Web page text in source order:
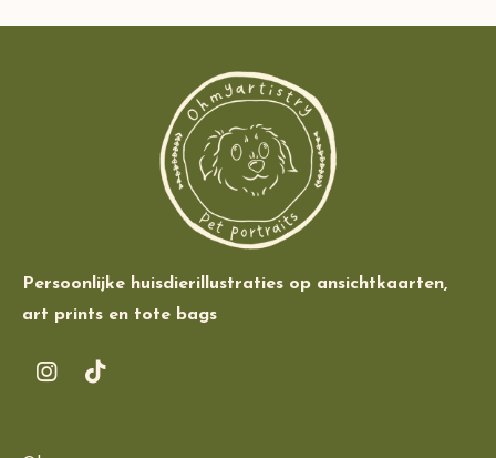
Persoonlijke huisdierillustraties op ansichtkaarten,
art prints en tote bags
I
T